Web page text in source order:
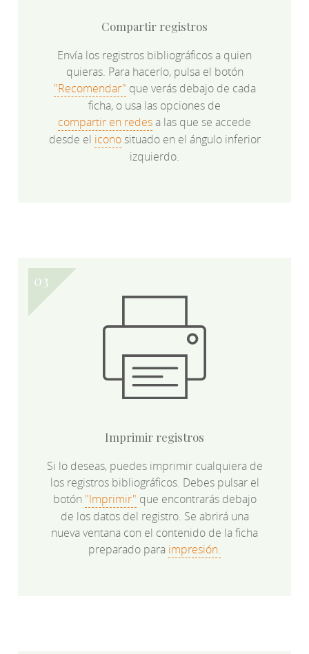
Compartir registros
Envía los registros bibliográficos a quien
quieras. Para hacerlo, pulsa el botón
"Recomendar" que verás debajo de cada
ficha, o usa las opciones de
compartir en redesa las que se accede
desde el iconosituado en el ángulo inferior
izquierdo.
Imprimir registros
Si lo deseas, puedes imprimir cualquiera de
los registros bibliográficos. Debes pulsar el
botón "Imprimir" que encontrarás debajo
de los datos del registro. Se abrirá una
nueva ventana con el contenido de la ficha
preparado para impresión.